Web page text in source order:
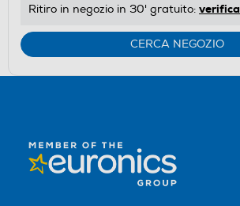
Ritiro in negozio in 30' gratuito: verifica
CERCA NEGOZIO